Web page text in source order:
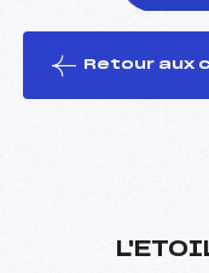
le ski
Retour aux